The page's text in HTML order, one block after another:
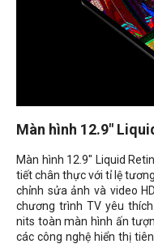
Màn hình 12.9"
Màn hình 12.9" Liquid
tiết chân thực với tỉ lệ
chỉnh sửa ảnh và video
chương trình TV yêu
nits toàn màn hình ấn
các công nghệ hiển thị